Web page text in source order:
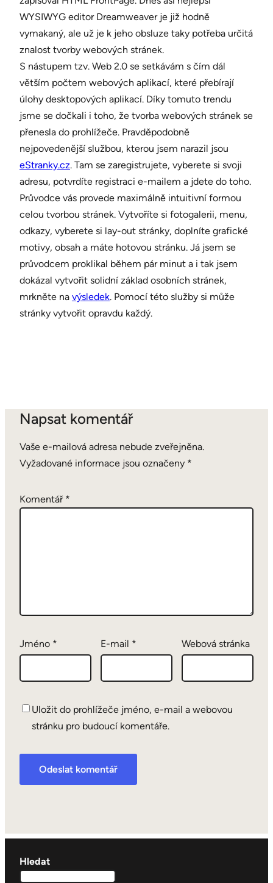
WYSIWYG editor Dreamweaver je již hodně
vymakaný, ale už je k jeho obsluze taky potřeba určitá
znalost tvorby webových stránek.
S nástupem tzv. Web 2.0 se setkávám s čím dál
větším počtem webových aplikací, které přebírají
úlohy desktopových aplikací. Díky tomuto trendu
jsme se dočkali i toho, že tvorba webových stránek se
přenesla do prohlížeče. Pravděpodobně
nejpovedenější službou, kterou jsem narazil jsou
eStranky.cz. Tam se zaregistrujete, vyberete si svoji
adresu, potvrdíte registraci e-mailem a jdete do toho.
Průvodce vás provede maximálně intuitivní formou
celou tvorbou stránek. Vytvoříte si fotogalerii, menu,
odkazy, vyberete si lay-out stránky, doplníte grafické
motivy, obsah a máte hotovou stránku. Já jsem se
průvodcem proklikal během pár minut a i tak jsem
dokázal vytvořit solidní základ osobních stránek,
mrkněte na výsledek. Pomocí této služby si může
stránky vytvořit opravdu každý.
Napsat komentář
Vaše e-mailová adresa nebude zveřejněna.
Vyžadované informace jsou označeny *
Komentář *
Jméno * E-mail * Webová stránka
Uložit do prohlížeče jméno, e-mail a webovou
stránku pro budoucí komentáře.
Hledat